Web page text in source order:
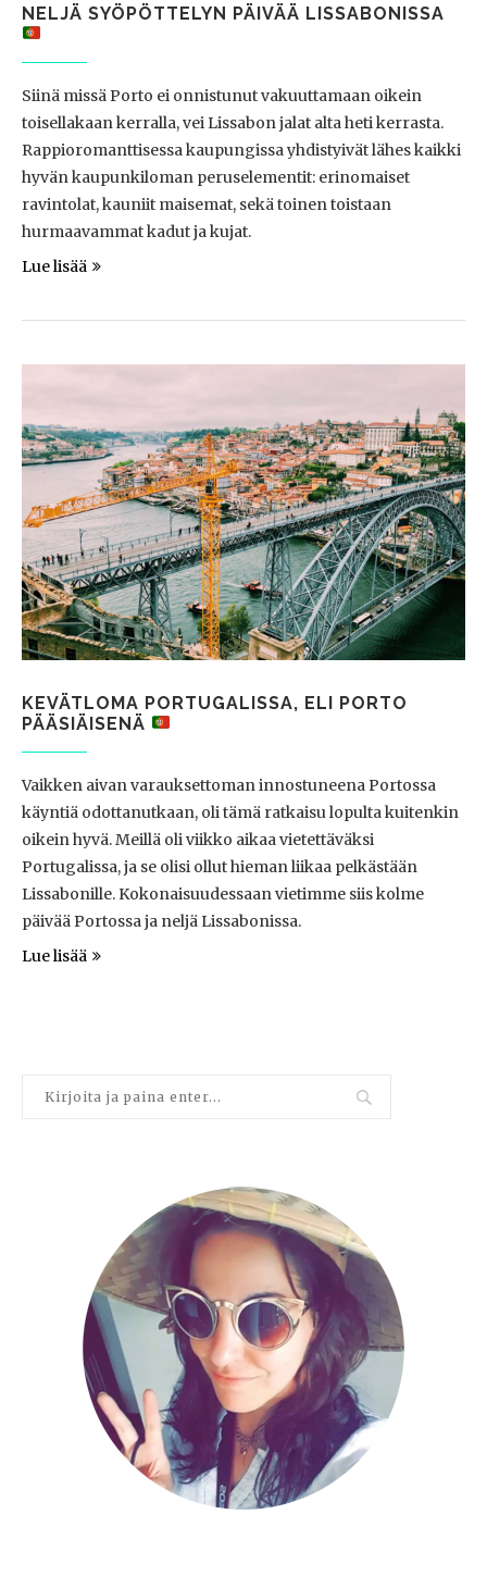
NELJÄ SYÖPÖTTELYN PÄIVÄÄ LISSABONISSA
Siinä missä Porto ei onnistunut vakuuttamaan oikein
toisellakaan kerralla, vei Lissabon jalat alta heti kerrasta.
Rappioromanttisessa kaupungissa yhdistyivät lähes kaikki
hyvän kaupunkiloman peruselementit: erinomaiset
ravintolat, kauniit maisemat, sekä toinen toistaan
hurmaavammat kadut ja kujat.
Lue lisää
KEVÄTLOMA PORTUGALISSA, ELI PORTO
PÄÄSIÄISENÄ
Vaikken aivan varauksettoman innostuneena Portossa
käyntiä odottanutkaan, oli tämä ratkaisu lopulta kuitenkin
oikein hyvä. Meillä oli viikko aikaa vietettäväksi
Portugalissa, ja se olisi ollut hieman liikaa pelkästään
Lissabonille. Kokonaisuudessaan vietimme siis kolme
päivää Portossa ja neljä Lissabonissa.
Lue lisää